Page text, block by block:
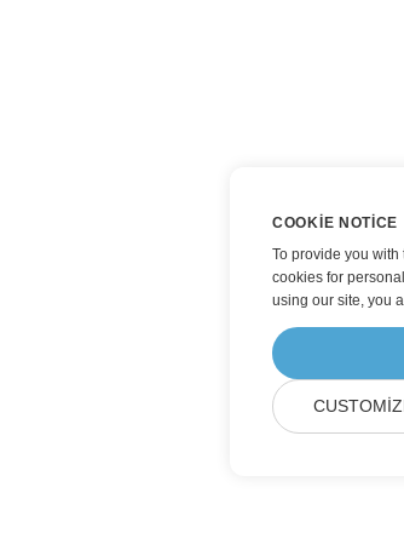
COOKIE NOTICE
To provide you
cookies for
using our site, you